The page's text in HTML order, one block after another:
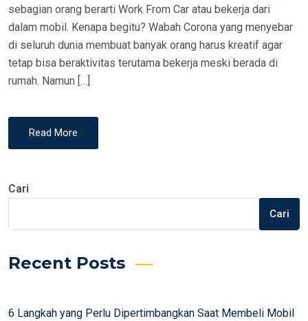
sebagian orang berarti Work From Car atau bekerja dari
dalam mobil. Kenapa begitu? Wabah Corona yang menyebar
di seluruh dunia membuat banyak orang harus kreatif agar
tetap bisa beraktivitas terutama bekerja meski berada di
rumah. Namun […]
Read More
Cari
Cari
Recent Posts
6 Langkah yang Perlu Dipertimbangkan Saat Membeli Mobil